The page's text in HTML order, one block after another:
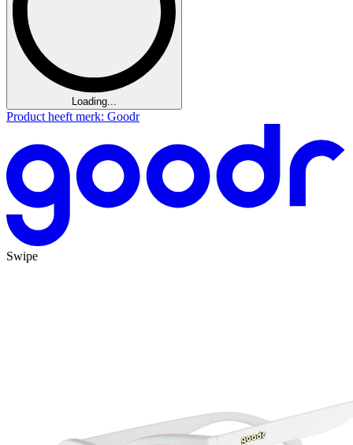
Loading...
Product heeft merk: Goodr
Swipe